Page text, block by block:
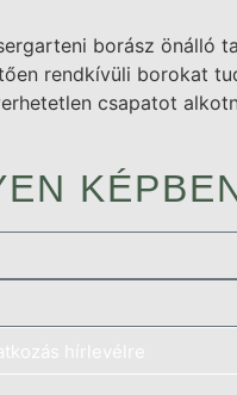
borász önálló
rendkívüli borokat
csapatot
hírlevélre